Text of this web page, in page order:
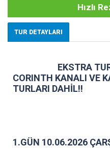
Hızlı
TUR DETAYLARI
EKSTRA TUR
CORINTH KANALI VE
TURLARI DAHİL!!
1.GÜN 10.06.2026